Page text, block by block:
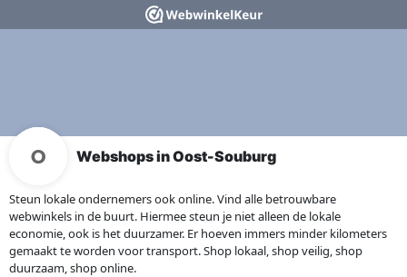
Webshops in Oost-Souburg
Steun lokale ondernemers ook online. Vind alle betrouwbare
webwinkels in de buurt. Hiermee steun je niet alleen de lokale
economie, ook is het duurzamer. Er hoeven immers minder kilometers
gemaakt te worden voor transport. Shop lokaal, shop veilig, shop
duurzaam, shop online.